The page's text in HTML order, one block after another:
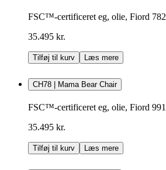
FSC™-certificeret eg, olie, Fiord 782
35.495 kr.
Tilføj til kurv Læs mere
CH78 | Mama Bear Chair
FSC™-certificeret eg, olie, Fiord 991
35.495 kr.
Tilføj til kurv Læs mere